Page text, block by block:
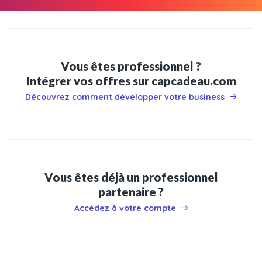
Vous êtes professionnel ?
Intégrer vos offres sur capcadeau.com
Découvrez comment développer votre business
Vous êtes déjà un professionnel
partenaire ?
Accédez à votre compte